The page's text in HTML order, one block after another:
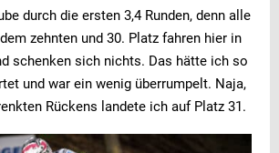
durch die ersten 3,4 Runden, denn alle
zehnten und 30. Platz fahren hier in
schenken sich nichts. Das hätte ich so
und war ein wenig überrumpelt. Naja,
Rückens landete ich auf Platz 31.